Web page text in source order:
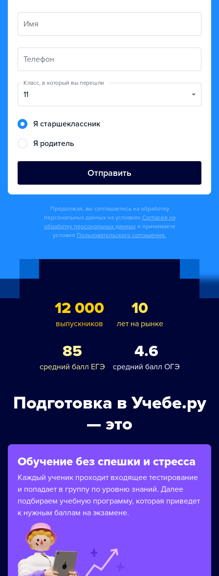
Имя
Телефон
Класс, в который вы перешли
11
Я старшеклассник
Я родитель
Отправить
Продолжая, вы соглашаетесь на обработку
персональных данных на условиях Согласия на
обработку персональных данных и принимаете
условия Пользовательского соглашения.
12 000
выпускников
10
лет на рынке
85
средний балл ЕГЭ
4.6
средний балл ОГЭ
Подготовка в Учебе.ру
— это
Обучение без спешки и стресса
Каждый ученик проходит входящее тестирование
и попадает в группу по уровню знаний. Далее
подбираем учебную программу, которая приведет
к нужным баллам на экзамене.